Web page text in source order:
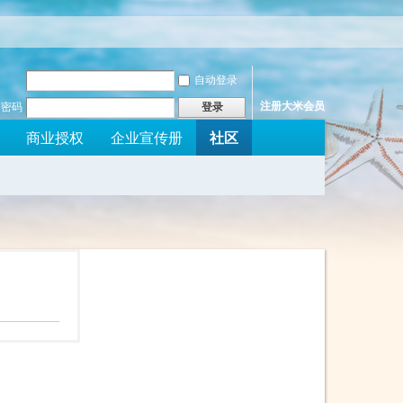
自动登录
密码
登录 注册大米会员
商业授权 企业宣传册 社区